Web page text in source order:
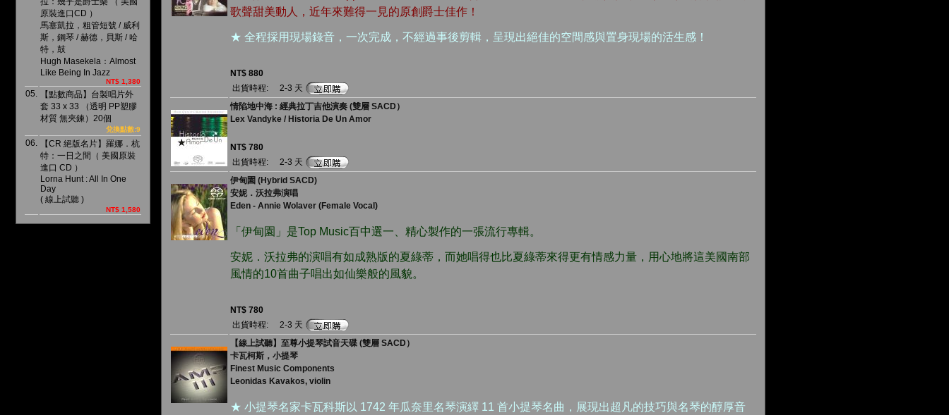
原裝進口CD ）
馬塞凱拉，粗管短號 / 威利
斯，鋼琴 / 赫德，貝斯 / 哈
特，鼓
Hugh Masekela：Almost
Like Being In Jazz
NT$ 1,380
05.
【點數商品】台製唱片外
套 33 x 33 （透明 PP塑膠
材質 無夾鍊）20個
兌換點數:9
06.
【CR 絕版名片】羅娜．杭
特：一日之間（ 美國原裝
進口 CD ）
Lorna Hunt : All In One
Day
( 線上試聽 )
NT$ 1,580
歌聲甜美動人，近年來難得一見的原創爵士佳作！
★ 全程採用現場錄音，一次完成，不經過事後剪輯，呈現出絕佳的空間感與置身現場的活生感！
NT$ 880
出貨時程:
2-3 天
情陷地中海 : 經典拉丁吉他演奏 (雙層 SACD）
Lex Vandyke / Historia De Un Amor
NT$ 780
出貨時程:
2-3 天
伊甸園 (Hybrid SACD)
安妮．沃拉弗演唱
Eden - Annie Wolaver (Female Vocal)
「伊甸園」是Top Music百中選一、精心製作的一張流行專輯。
安妮．沃拉弗的演唱有如成熟版的夏綠蒂，而她唱得也比夏綠蒂來得更有情感力量，用心地將這美國南部
風情的10首曲子唱出如仙樂般的風貌。
NT$ 780
出貨時程:
2-3 天
【線上試聽】至尊小提琴試音天碟 (雙層 SACD）
卡瓦柯斯，小提琴
Finest Music Components
Leonidas Kavakos, violin
★ 小提琴名家卡瓦科斯以 1742 年瓜奈里名琴演繹 11 首小提琴名曲，展現出超凡的技巧與名琴的醇厚音